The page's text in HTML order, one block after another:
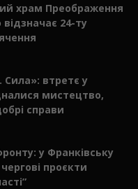
храм Преображення
24-ту
втретє у
мистецтво,
справи
у Франківську
проєкти